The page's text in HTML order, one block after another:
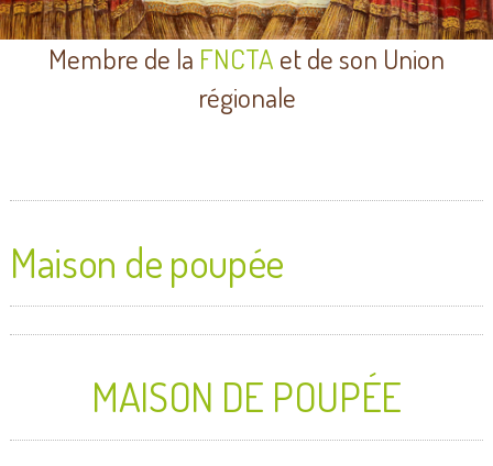
Membre de la FNCTA et de son Union
régionale
Maison de poupée
MAISON DE POUPÉE